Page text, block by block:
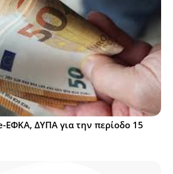
ΕΦΚΑ, ΔΥΠΑ για την περίοδο 15